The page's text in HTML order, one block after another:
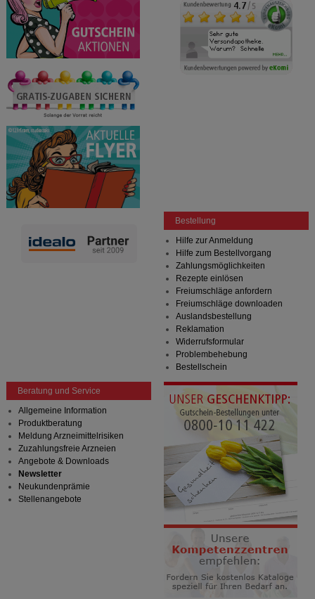
Bestellung
Hilfe zur Anmeldung
Hilfe zum Bestellvorgang
Zahlungsmöglichkeiten
Rezepte einlösen
Freiumschläge anfordern
Freiumschläge downloaden
Auslandsbestellung
Reklamation
Widerrufsformular
Problembehebung
Bestellschein
Beratung und Service
Allgemeine Information
Produktberatung
Meldung Arzneimittelrisiken
Zuzahlungsfreie Arzneien
Angebote & Downloads
Newsletter
Neukundenprämie
Stellenangebote